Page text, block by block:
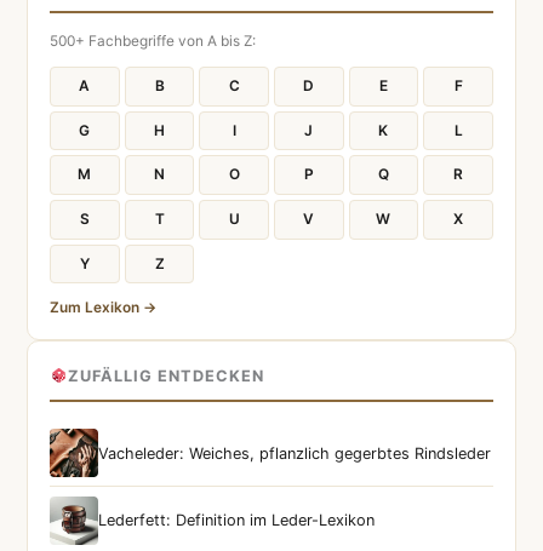
500+ Fachbegriffe von A bis Z:
A B C D E F
G H I J K L
M N O P Q R
S T U V W X
Y Z
Zum Lexikon →
ZUFÄLLIG ENTDECKEN
Vacheleder: Weiches, pflanzlich gegerbtes Rindsleder
Lederfett: Definition im Leder-Lexikon